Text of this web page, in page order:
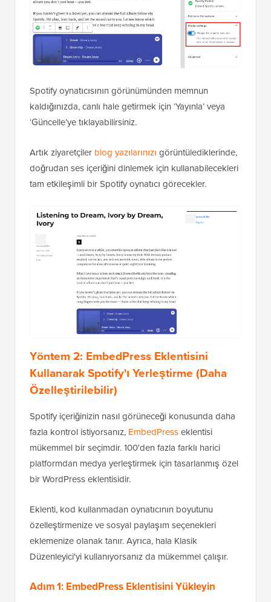
Spotify oynatıcısının görünümünden memnun
kaldığınızda, canlı hale getirmek için ‘Yayınla’ veya
‘Güncelle’ye tıklayabilirsiniz.
Artık ziyaretçiler blog yazılarınızı görüntülediklerinde,
doğrudan ses içeriğini dinlemek için kullanabilecekleri
tam etkileşimli bir Spotify oynatıcı görecekler.
Yöntem 2: EmbedPress Eklentisini
Kullanarak Spotify'ı Yerleştirme (Daha
Özelleştirilebilir)
Spotify içeriğinizin nasıl görüneceği konusunda daha
fazla kontrol istiyorsanız, EmbedPresseklentisi
mükemmel bir seçimdir. 100'den fazla farklı harici
platformdan medya yerleştirmek için tasarlanmış özel
bir WordPress eklentisidir.
Eklenti, kod kullanmadan oynatıcının boyutunu
özelleştirmenize ve sosyal paylaşım seçenekleri
eklemenize olanak tanır. Ayrıca, hala Klasik
Düzenleyici'yi kullanıyorsanız da mükemmel çalışır.
Adım 1: EmbedPress Eklentisini Yükleyin